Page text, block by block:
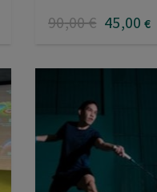
90,00€ 45,00 €